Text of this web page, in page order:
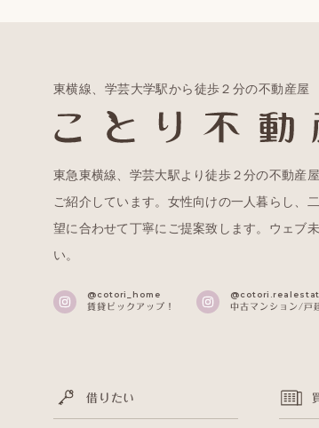
東横線、学芸大学駅から徒歩２分の不動産屋
東急東横線、学芸大駅より徒歩２分の不動産
ご紹介しています。女性向けの一人暮らし、
望に合わせて丁寧にご提案致します。ウェブ
い。
@cotori_home
賃貸ピックアップ！ 中古マンション/戸
借りたい